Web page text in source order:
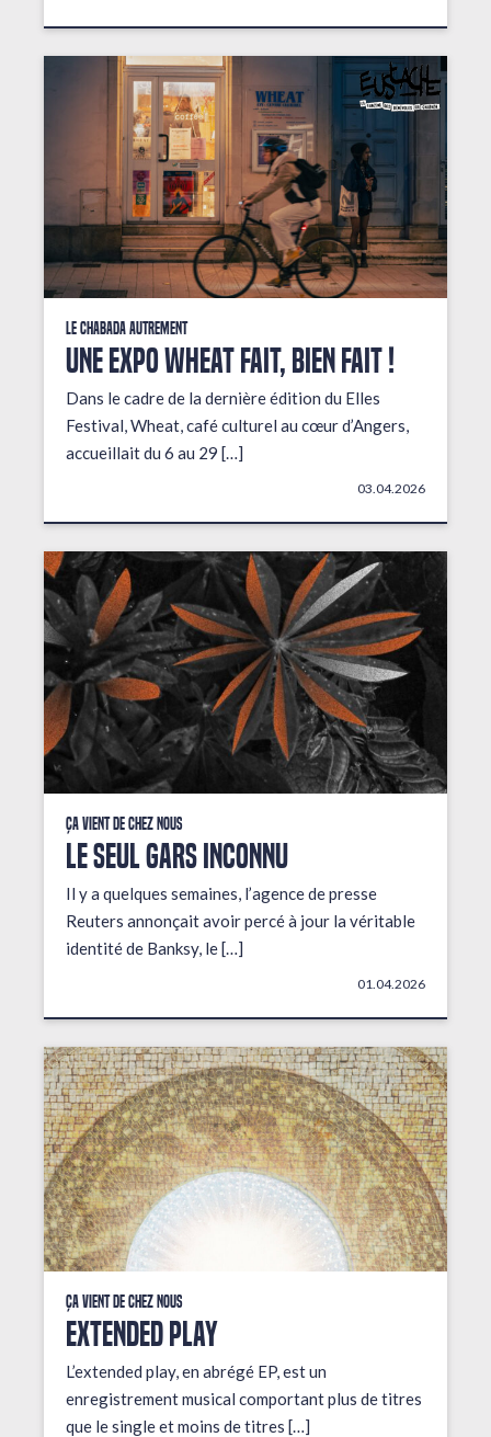
Le Chabada autrement
Une expo wheat fait, bien fait !
Dans le cadre de la dernière édition du Elles
Festival, Wheat, café culturel au cœur d’Angers,
accueillait du 6 au 29 […]
03.04.2026
Ça vient de chez nous
LE SEUL GARS INCONNU
Il y a quelques semaines, l’agence de presse
Reuters annonçait avoir percé à jour la véritable
identité de Banksy, le […]
01.04.2026
Ça vient de chez nous
EXTENDED PLAY
L’extended play, en abrégé EP, est un
enregistrement musical comportant plus de titres
que le single et moins de titres […]